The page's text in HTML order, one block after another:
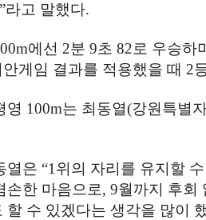
”라고 말했다.
에선2분9초82로 우승하
안게임 결과를 적용했을 때2
영 100m는 최동열(강원특별
열은 “1위의 자리를 유지할
손한 마음으로, 9월까지 후회
할 수 있겠다는 생각을 많이